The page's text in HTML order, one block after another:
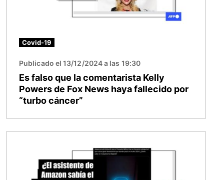
Covid-19
Publicado el 13/12/2024 a las 19:30
Es falso que la comentarista Kelly
Powers de Fox News haya fallecido por
“turbo cáncer”